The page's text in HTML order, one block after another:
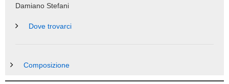
Damiano Stefani
Dove trovarci
Composizione